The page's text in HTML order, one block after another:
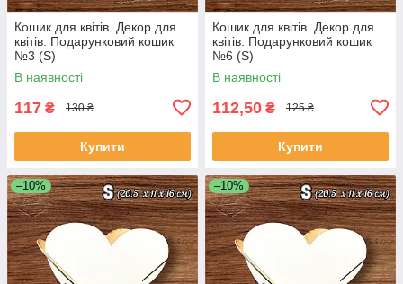
Кошик для квітів. Декор для
квітів. Подарунковий кошик
№3 (S)
В наявності
117 ₴ 130 ₴
Купити
Кошик для квітів. Декор для
квітів. Подарунковий кошик
№6 (S)
В наявності
112,50 ₴ 125 ₴
Купити
–10% –10%